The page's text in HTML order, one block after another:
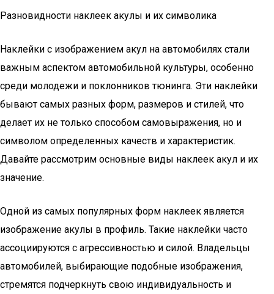
Разновидности наклеек акулы и их символика
Наклейки с изображением акул на автомобилях стали
важным аспектом автомобильной культуры, особенно
среди молодежи и поклонников тюнинга. Эти наклейки
бывают самых разных форм, размеров и стилей, что
делает их не только способом самовыражения, но и
символом определенных качеств и характеристик.
Давайте рассмотрим основные виды наклеек акул и их
значение.
Одной из самых популярных форм наклеек является
изображение акулы в профиль. Такие наклейки часто
ассоциируются с агрессивностью и силой. Владельцы
автомобилей, выбирающие подобные изображения,
стремятся подчеркнуть свою индивидуальность и